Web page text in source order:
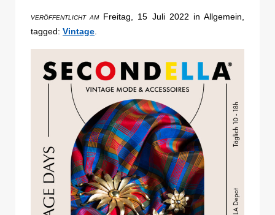
VERÖFFENTLICHT AMFreitag, 15 Juli 2022 in Allgemein,
tagged: Vintage.